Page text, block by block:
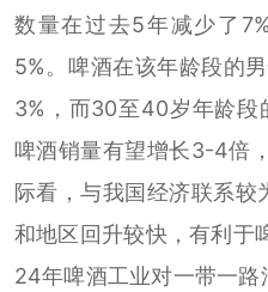
数量在过去5年减少了
5%。啤酒在该年龄段的
3%，而30至40岁年龄段
啤酒销量有望增长3-4倍
际看，与我国经济联系较
和地区回升较快，有利于
24年啤酒工业对一带一路